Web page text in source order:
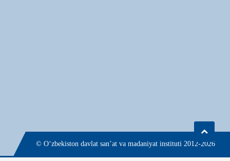
© О‘zbekiston davlat san’at va madaniyat instituti 2012-2026